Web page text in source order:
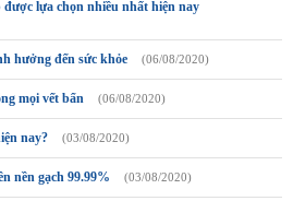
lựa chọn nhiều nhất hiện nay
hưởng đến sức khỏe (06/08/2020)
mọi vết bẩn (06/08/2020)
nay? (03/08/2020)
nền gạch 99.99% (03/08/2020)